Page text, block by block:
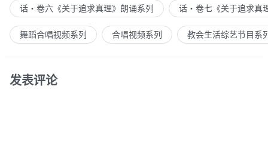
话・卷六《关于追求真理》朗诵系列 话・卷七《关于追求真
舞蹈合唱视频系列 合唱视频系列 教会生活综艺节目系
发表评论